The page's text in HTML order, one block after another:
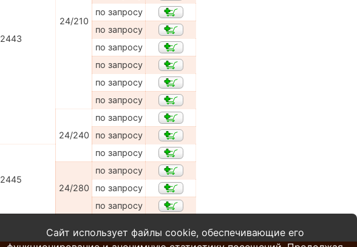
2443
24/210
по запросу
по запросу
по запросу
по запросу
по запросу
по запросу
24/240
по запросу
по запросу
2445
по запросу
24/280
по запросу
по запросу
по запросу
Сайт использует файлы cookie, обеспечивающие его